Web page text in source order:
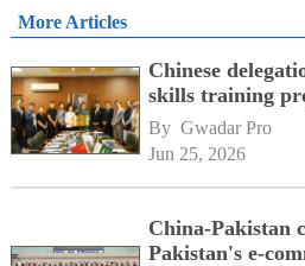
More Articles
Chinese
skills training
By Gwadar Pro
Jun 25, 2026
China-Pakistan
Pakistan's e-